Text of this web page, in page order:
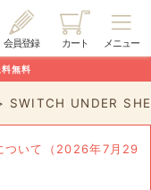
メニュー
カート
会員登録
無料
SWITCH UNDER
ついて（2026年7月29